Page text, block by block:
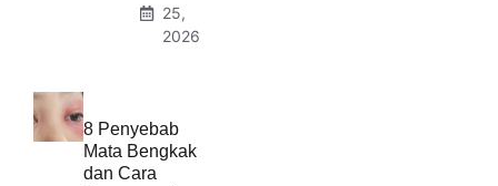
25,
2026
8 Penyebab
Mata Bengkak
dan Cara